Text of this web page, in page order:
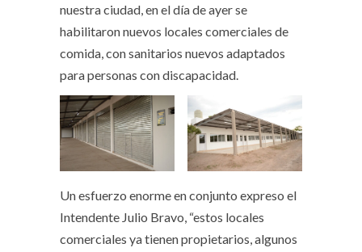
nuestra ciudad, en el día de ayer se
habilitaron nuevos locales comerciales de
comida, con sanitarios nuevos adaptados
para personas con discapacidad.
Un esfuerzo enorme en conjunto expreso el
Intendente Julio Bravo, “estos locales
comerciales ya tienen propietarios, algunos